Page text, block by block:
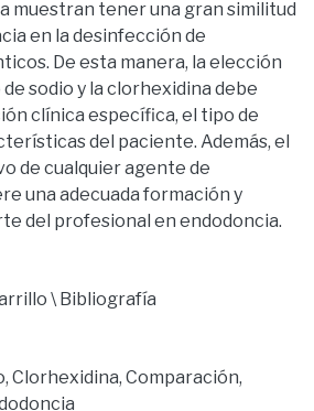
muestran tener una gran similitud
en la desinfección de
De esta manera, la elección
sodio y la clorhexidina debe
clínica específica, el tipo de
del paciente. Además, el
de cualquier agente de
una adecuada formación y
del profesional en endodoncia.
\ Bibliografía
, Clorhexidina, Comparación,